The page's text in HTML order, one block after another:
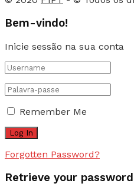
Bem-vindo!
Inicie sessão na sua conta
Remember Me
Forgotten Password?
Retrieve your password